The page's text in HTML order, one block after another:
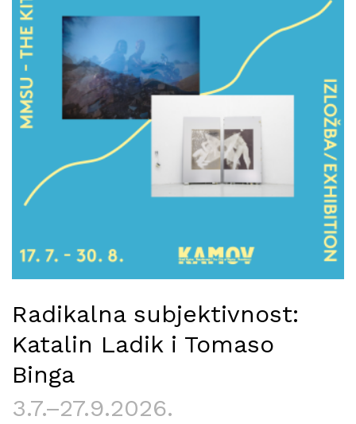
Radikalna subjektivnost:
Katalin Ladik i Tomaso
Binga
3.7.–27.9.2026.